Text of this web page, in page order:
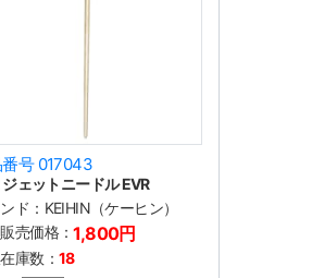
号 017043
ジェットニードル EVR
ド： KEIHIN（ケーヒン）
売価格：1,800円
庫数： 18